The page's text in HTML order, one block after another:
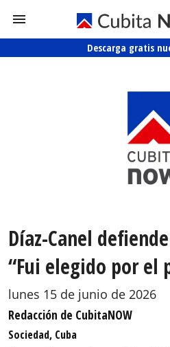
Descarga gratis
Díaz-Canel
“Fui elegido por el
lunes 15 de junio de 2026
Redacción de CubitaNOW
Sociedad, Cuba